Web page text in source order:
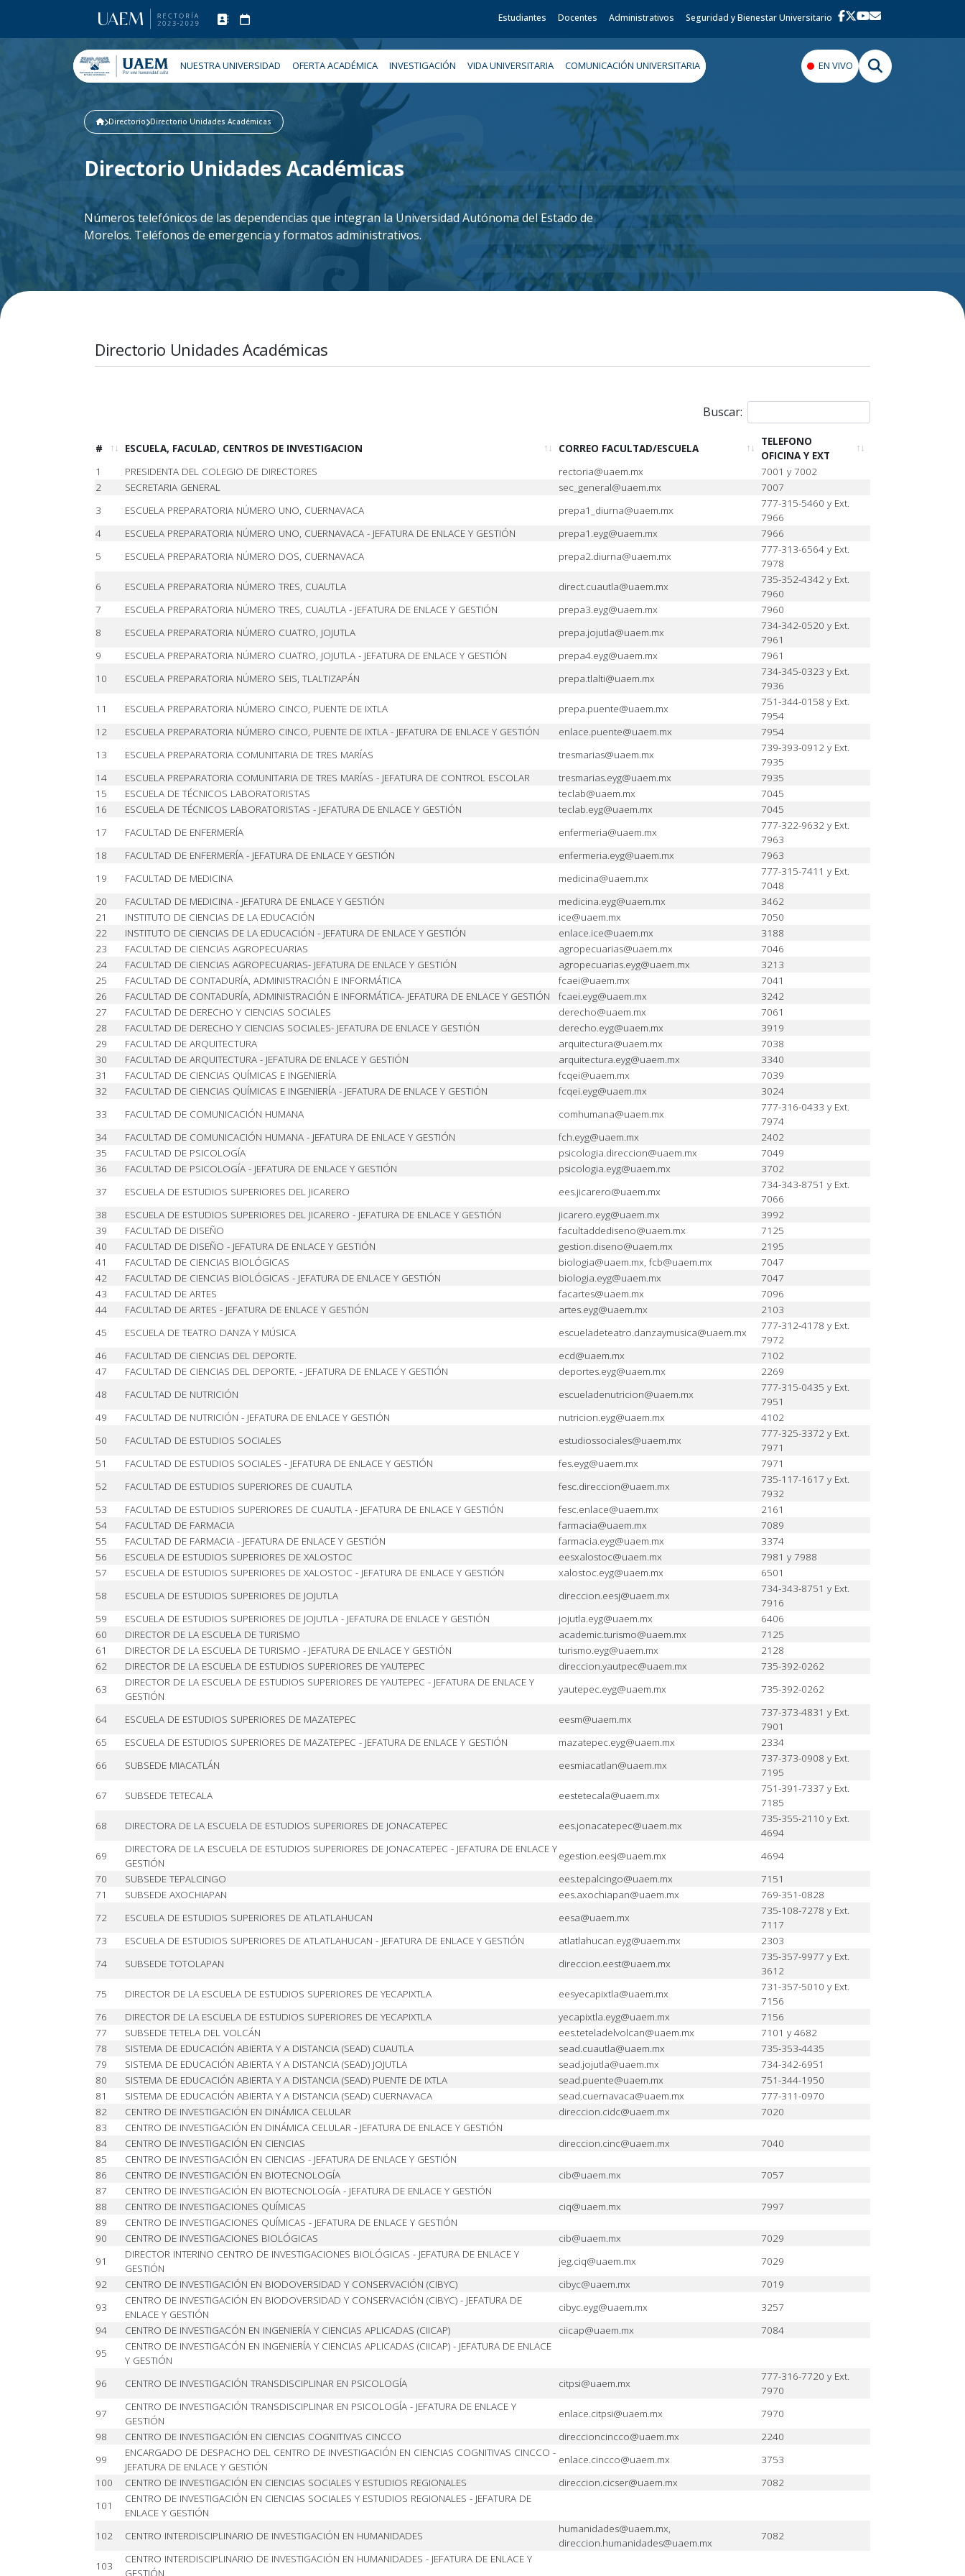
Estudiantes Docentes Administrativos Seguridad y Bienestar Universitario
NUESTRA UNIVERSIDAD OFERTA ACADÉMICA INVESTIGACIÓN VIDA UNIVERSITARIA COMUNICACIÓN UNIVERSITARIA EN VIVO
Directorio Directorio Unidades Académicas
Directorio Unidades Académicas
Números telefónicos de las dependencias que integran la Universidad Autónoma del Estado de
Morelos. Teléfonos de emergencia y formatos administrativos.
Directorio Unidades Académicas
Buscar:
# ESCUELA, FACULAD, CENTROS DE INVESTIGACION CORREO FACULTAD/ESCUELA
TELEFONO
OFICINA Y EXT
1
PRESIDENTA DEL COLEGIO DE DIRECTORES rectoria@uaem.mx
7001 y 7002
2
SECRETARIA GENERAL sec_general@uaem.mx
7007
3
ESCUELA PREPARATORIA NÚMERO UNO, CUERNAVACA prepa1_diurna@uaem.mx
777-315-5460 y Ext.
7966
4
ESCUELA PREPARATORIA NÚMERO UNO, CUERNAVACA - JEFATURA DE ENLACE Y GESTIÓN prepa1.eyg@uaem.mx
7966
5
ESCUELA PREPARATORIA NÚMERO DOS, CUERNAVACA prepa2.diurna@uaem.mx
777-313-6564 y Ext.
7978
6
ESCUELA PREPARATORIA NÚMERO TRES, CUAUTLA direct.cuautla@uaem.mx
735-352-4342 y Ext.
7960
7
ESCUELA PREPARATORIA NÚMERO TRES, CUAUTLA - JEFATURA DE ENLACE Y GESTIÓN prepa3.eyg@uaem.mx
7960
8
ESCUELA PREPARATORIA NÚMERO CUATRO, JOJUTLA prepa.jojutla@uaem.mx
734-342-0520 y Ext.
7961
9
ESCUELA PREPARATORIA NÚMERO CUATRO, JOJUTLA - JEFATURA DE ENLACE Y GESTIÓN prepa4.eyg@uaem.mx
7961
10
ESCUELA PREPARATORIA NÚMERO SEIS, TLALTIZAPÁN prepa.tlalti@uaem.mx
734-345-0323 y Ext.
7936
11
ESCUELA PREPARATORIA NÚMERO CINCO, PUENTE DE IXTLA prepa.puente@uaem.mx
751-344-0158 y Ext.
7954
12
ESCUELA PREPARATORIA NÚMERO CINCO, PUENTE DE IXTLA - JEFATURA DE ENLACE Y GESTIÓN enlace.puente@uaem.mx
7954
13
ESCUELA PREPARATORIA COMUNITARIA DE TRES MARÍAS tresmarias@uaem.mx
739-393-0912 y Ext.
7935
14
ESCUELA PREPARATORIA COMUNITARIA DE TRES MARÍAS - JEFATURA DE CONTROL ESCOLAR tresmarias.eyg@uaem.mx
7935
15
ESCUELA DE TÉCNICOS LABORATORISTAS teclab@uaem.mx
7045
16
ESCUELA DE TÉCNICOS LABORATORISTAS - JEFATURA DE ENLACE Y GESTIÓN teclab.eyg@uaem.mx
7045
17
FACULTAD DE ENFERMERÍA enfermeria@uaem.mx
777-322-9632 y Ext.
7963
18
FACULTAD DE ENFERMERÍA - JEFATURA DE ENLACE Y GESTIÓN enfermeria.eyg@uaem.mx
7963
19
FACULTAD DE MEDICINA medicina@uaem.mx
777-315-7411 y Ext.
7048
20
FACULTAD DE MEDICINA - JEFATURA DE ENLACE Y GESTIÓN medicina.eyg@uaem.mx
3462
21
INSTITUTO DE CIENCIAS DE LA EDUCACIÓN ice@uaem.mx
7050
22
INSTITUTO DE CIENCIAS DE LA EDUCACIÓN - JEFATURA DE ENLACE Y GESTIÓN enlace.ice@uaem.mx
3188
23
FACULTAD DE CIENCIAS AGROPECUARIAS agropecuarias@uaem.mx
7046
24
FACULTAD DE CIENCIAS AGROPECUARIAS- JEFATURA DE ENLACE Y GESTIÓN agropecuarias.eyg@uaem.mx
3213
25
FACULTAD DE CONTADURÍA, ADMINISTRACIÓN E INFORMÁTICA fcaei@uaem.mx
7041
26
FACULTAD DE CONTADURÍA, ADMINISTRACIÓN E INFORMÁTICA- JEFATURA DE ENLACE Y GESTIÓN fcaei.eyg@uaem.mx
3242
27
FACULTAD DE DERECHO Y CIENCIAS SOCIALES derecho@uaem.mx
7061
28
FACULTAD DE DERECHO Y CIENCIAS SOCIALES- JEFATURA DE ENLACE Y GESTIÓN derecho.eyg@uaem.mx
3919
29
FACULTAD DE ARQUITECTURA arquitectura@uaem.mx
7038
30
FACULTAD DE ARQUITECTURA - JEFATURA DE ENLACE Y GESTIÓN arquitectura.eyg@uaem.mx
3340
31
FACULTAD DE CIENCIAS QUÍMICAS E INGENIERÍA fcqei@uaem.mx
7039
32
FACULTAD DE CIENCIAS QUÍMICAS E INGENIERÍA - JEFATURA DE ENLACE Y GESTIÓN fcqei.eyg@uaem.mx
3024
33
FACULTAD DE COMUNICACIÓN HUMANA comhumana@uaem.mx
777-316-0433 y Ext.
7974
34
FACULTAD DE COMUNICACIÓN HUMANA - JEFATURA DE ENLACE Y GESTIÓN fch.eyg@uaem.mx
2402
35
FACULTAD DE PSICOLOGÍA psicologia.direccion@uaem.mx
7049
36
FACULTAD DE PSICOLOGÍA - JEFATURA DE ENLACE Y GESTIÓN psicologia.eyg@uaem.mx
3702
37
ESCUELA DE ESTUDIOS SUPERIORES DEL JICARERO ees.jicarero@uaem.mx
734-343-8751 y Ext.
7066
38
ESCUELA DE ESTUDIOS SUPERIORES DEL JICARERO - JEFATURA DE ENLACE Y GESTIÓN jicarero.eyg@uaem.mx
3992
39
FACULTAD DE DISEÑO facultaddediseno@uaem.mx
7125
40
FACULTAD DE DISEÑO - JEFATURA DE ENLACE Y GESTIÓN gestion.diseno@uaem.mx
2195
41
FACULTAD DE CIENCIAS BIOLÓGICAS biologia@uaem.mx, fcb@uaem.mx
7047
42
FACULTAD DE CIENCIAS BIOLÓGICAS - JEFATURA DE ENLACE Y GESTIÓN biologia.eyg@uaem.mx
7047
43
FACULTAD DE ARTES facartes@uaem.mx
7096
44
FACULTAD DE ARTES - JEFATURA DE ENLACE Y GESTIÓN artes.eyg@uaem.mx
2103
45
ESCUELA DE TEATRO DANZA Y MÚSICA escueladeteatro.danzaymusica@uaem.mx
777-312-4178 y Ext.
7972
46
FACULTAD DE CIENCIAS DEL DEPORTE. ecd@uaem.mx
7102
47
FACULTAD DE CIENCIAS DEL DEPORTE. - JEFATURA DE ENLACE Y GESTIÓN deportes.eyg@uaem.mx
2269
48
FACULTAD DE NUTRICIÓN escueladenutricion@uaem.mx
777-315-0435 y Ext.
7951
49
FACULTAD DE NUTRICIÓN - JEFATURA DE ENLACE Y GESTIÓN nutricion.eyg@uaem.mx
4102
50
FACULTAD DE ESTUDIOS SOCIALES estudiossociales@uaem.mx
777-325-3372 y Ext.
7971
51
FACULTAD DE ESTUDIOS SOCIALES - JEFATURA DE ENLACE Y GESTIÓN fes.eyg@uaem.mx
7971
52
FACULTAD DE ESTUDIOS SUPERIORES DE CUAUTLA fesc.direccion@uaem.mx
735-117-1617 y Ext.
7932
53
FACULTAD DE ESTUDIOS SUPERIORES DE CUAUTLA - JEFATURA DE ENLACE Y GESTIÓN fesc.enlace@uaem.mx
2161
54
FACULTAD DE FARMACIA farmacia@uaem.mx
7089
55
FACULTAD DE FARMACIA - JEFATURA DE ENLACE Y GESTIÓN farmacia.eyg@uaem.mx
3374
56
ESCUELA DE ESTUDIOS SUPERIORES DE XALOSTOC eesxalostoc@uaem.mx
7981 y 7988
57
ESCUELA DE ESTUDIOS SUPERIORES DE XALOSTOC - JEFATURA DE ENLACE Y GESTIÓN xalostoc.eyg@uaem.mx
6501
58
ESCUELA DE ESTUDIOS SUPERIORES DE JOJUTLA direccion.eesj@uaem.mx
734-343-8751 y Ext.
7916
59
ESCUELA DE ESTUDIOS SUPERIORES DE JOJUTLA - JEFATURA DE ENLACE Y GESTIÓN jojutla.eyg@uaem.mx
6406
60
DIRECTOR DE LA ESCUELA DE TURISMO academic.turismo@uaem.mx
7125
61
DIRECTOR DE LA ESCUELA DE TURISMO - JEFATURA DE ENLACE Y GESTIÓN turismo.eyg@uaem.mx
2128
62
DIRECTOR DE LA ESCUELA DE ESTUDIOS SUPERIORES DE YAUTEPEC direccion.yautpec@uaem.mx
735-392-0262
63
DIRECTOR DE LA ESCUELA DE ESTUDIOS SUPERIORES DE YAUTEPEC - JEFATURA DE ENLACE Y
GESTIÓN
yautepec.eyg@uaem.mx 735-392-0262
64 ESCUELA DE ESTUDIOS SUPERIORES DE MAZATEPEC eesm@uaem.mx
737-373-4831 y Ext.
7901
65
ESCUELA DE ESTUDIOS SUPERIORES DE MAZATEPEC - JEFATURA DE ENLACE Y GESTIÓN mazatepec.eyg@uaem.mx
2334
66
SUBSEDE MIACATLÁN eesmiacatlan@uaem.mx
737-373-0908 y Ext.
7195
67
SUBSEDE TETECALA eestetecala@uaem.mx
751-391-7337 y Ext.
7185
68
DIRECTORA DE LA ESCUELA DE ESTUDIOS SUPERIORES DE JONACATEPEC ees.jonacatepec@uaem.mx
735-355-2110 y Ext.
4694
69
DIRECTORA DE LA ESCUELA DE ESTUDIOS SUPERIORES DE JONACATEPEC - JEFATURA DE ENLACE Y
GESTIÓN
egestion.eesj@uaem.mx
4694
70
SUBSEDE TEPALCINGO ees.tepalcingo@uaem.mx
7151
71
SUBSEDE AXOCHIAPAN ees.axochiapan@uaem.mx
769-351-0828
72
ESCUELA DE ESTUDIOS SUPERIORES DE ATLATLAHUCAN eesa@uaem.mx
735-108-7278 y Ext.
7117
73
ESCUELA DE ESTUDIOS SUPERIORES DE ATLATLAHUCAN - JEFATURA DE ENLACE Y GESTIÓN atlatlahucan.eyg@uaem.mx
2303
74
SUBSEDE TOTOLAPAN direccion.eest@uaem.mx
735-357-9977 y Ext.
3612
75
DIRECTOR DE LA ESCUELA DE ESTUDIOS SUPERIORES DE YECAPIXTLA eesyecapixtla@uaem.mx
731-357-5010 y Ext.
7156
76
DIRECTOR DE LA ESCUELA DE ESTUDIOS SUPERIORES DE YECAPIXTLA yecapixtla.eyg@uaem.mx
7156
77
SUBSEDE TETELA DEL VOLCÁN ees.teteladelvolcan@uaem.mx
7101 y 4682
78
SISTEMA DE EDUCACIÓN ABIERTA Y A DISTANCIA (SEAD) CUAUTLA sead.cuautla@uaem.mx
735-353-4435
79
SISTEMA DE EDUCACIÓN ABIERTA Y A DISTANCIA (SEAD) JOJUTLA sead.jojutla@uaem.mx
734-342-6951
80
SISTEMA DE EDUCACIÓN ABIERTA Y A DISTANCIA (SEAD) PUENTE DE IXTLA sead.puente@uaem.mx
751-344-1950
81
SISTEMA DE EDUCACIÓN ABIERTA Y A DISTANCIA (SEAD) CUERNAVACA sead.cuernavaca@uaem.mx
777-311-0970
82
CENTRO DE INVESTIGACIÓN EN DINÁMICA CELULAR direccion.cidc@uaem.mx
7020
83
CENTRO DE INVESTIGACIÓN EN DINÁMICA CELULAR - JEFATURA DE ENLACE Y GESTIÓN
84
CENTRO DE INVESTIGACIÓN EN CIENCIAS direccion.cinc@uaem.mx
7040
85
CENTRO DE INVESTIGACIÓN EN CIENCIAS - JEFATURA DE ENLACE Y GESTIÓN
86
CENTRO DE INVESTIGACIÓN EN BIOTECNOLOGÍA cib@uaem.mx
7057
87
CENTRO DE INVESTIGACIÓN EN BIOTECNOLOGÍA - JEFATURA DE ENLACE Y GESTIÓN
88
CENTRO DE INVESTIGACIONES QUÍMICAS ciq@uaem.mx
7997
89
CENTRO DE INVESTIGACIONES QUÍMICAS - JEFATURA DE ENLACE Y GESTIÓN
90
CENTRO DE INVESTIGACIONES BIOLÓGICAS cib@uaem.mx
7029
91
DIRECTOR INTERINO CENTRO DE INVESTIGACIONES BIOLÓGICAS - JEFATURA DE ENLACE Y
GESTIÓN
jeg.ciq@uaem.mx
7029
92
CENTRO DE INVESTIGACIÓN EN BIODOVERSIDAD Y CONSERVACIÓN (CIBYC) cibyc@uaem.mx
7019
93
CENTRO DE INVESTIGACIÓN EN BIODOVERSIDAD Y CONSERVACIÓN (CIBYC) - JEFATURA DE
ENLACE Y GESTIÓN
cibyc.eyg@uaem.mx
3257
94
CENTRO DE INVESTIGACÓN EN INGENIERÍA Y CIENCIAS APLICADAS (CIICAP) ciicap@uaem.mx
7084
95
CENTRO DE INVESTIGACÓN EN INGENIERÍA Y CIENCIAS APLICADAS (CIICAP) - JEFATURA DE ENLACE
Y GESTIÓN
96
CENTRO DE INVESTIGACIÓN TRANSDISCIPLINAR EN PSICOLOGÍA citpsi@uaem.mx
777-316-7720 y Ext.
7970
97
CENTRO DE INVESTIGACIÓN TRANSDISCIPLINAR EN PSICOLOGÍA - JEFATURA DE ENLACE Y
GESTIÓN
enlace.citpsi@uaem.mx
7970
98
CENTRO DE INVESTIGACIÓN EN CIENCIAS COGNITIVAS CINCCO direccioncincco@uaem.mx
2240
99
ENCARGADO DE DESPACHO DEL CENTRO DE INVESTIGACIÓN EN CIENCIAS COGNITIVAS CINCCO -
JEFATURA DE ENLACE Y GESTIÓN
enlace.cincco@uaem.mx
3753
100
CENTRO DE INVESTIGACIÓN EN CIENCIAS SOCIALES Y ESTUDIOS REGIONALES direccion.cicser@uaem.mx
7082
101
CENTRO DE INVESTIGACIÓN EN CIENCIAS SOCIALES Y ESTUDIOS REGIONALES - JEFATURA DE
ENLACE Y GESTIÓN
102
CENTRO INTERDISCIPLINARIO DE INVESTIGACIÓN EN HUMANIDADES
humanidades@uaem.mx,
direccion.humanidades@uaem.mx
7082
103
CENTRO INTERDISCIPLINARIO DE INVESTIGACIÓN EN HUMANIDADES - JEFATURA DE ENLACE Y
GESTIÓN